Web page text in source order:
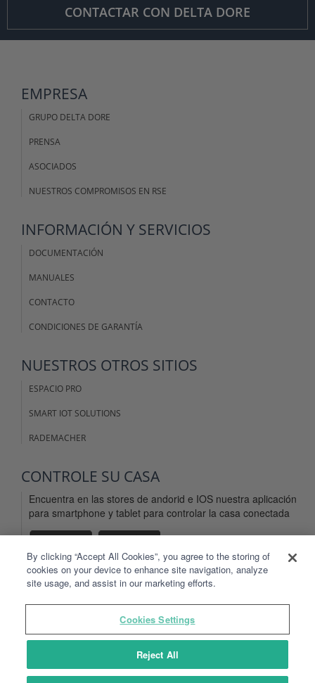
CONTACTAR CON DELTA DORE
EMPRESA
GRUPO DELTA DORE
PRENSA
ASOCIADOS
NUESTROS COMPROMISOS EN RSE
INFORMACIÓN Y SERVICIOS
DOCUMENTACIÓN
MANUALES
CONTACTO
CONDICIONES DE GARANTÍA
NUESTROS OTROS SITIOS
ESPACIO PRO
SMART IOT SOLUTIONS
RADEMACHER
CONTROLE SU CASA
Encuentra en las stores de andorid e IOS nuestra aplicación
para smartphone y tablet para controlar la casa conectada
AVISOS LEGALES
CONDICIONES DE USO DEL SITIO Y LAS APLICACIONES
CONDICIONES GENERALES DE USO TYDOM
DATOS PERSONALES
By clicking “Accept All Cookies”, you agree to the storing of
cookies on your device to enhance site navigation, analyze
site usage, and assist in our marketing efforts.
Cookies Settings
Reject All